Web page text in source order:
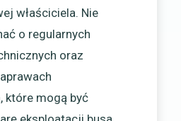
właściciela. Nie
o regularnych
oraz
które mogą być